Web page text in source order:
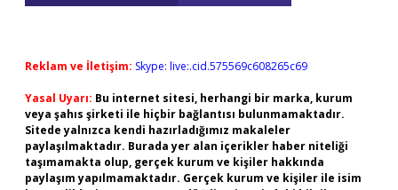
Reklam ve İletişim: Skype: live:.cid.575569c608265c69
Yasal Uyarı: Bu internet sitesi, herhangi bir marka, kurum
veya şahıs şirketi ile hiçbir bağlantısı bulunmamaktadır.
Sitede yalnızca kendi hazırladığımız makaleler
paylaşılmaktadır. Burada yer alan içerikler haber niteliği
taşımamakta olup, gerçek kurum ve kişiler hakkında
paylaşım yapılmamaktadır. Gerçek kurum ve kişiler ile isim